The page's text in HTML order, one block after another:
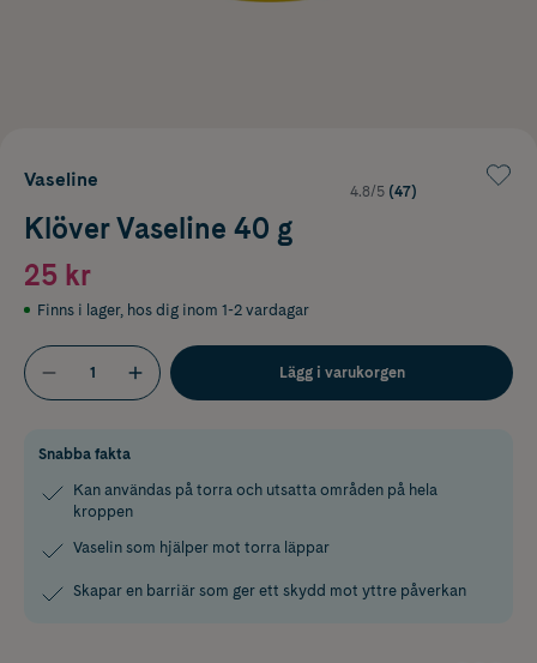
Vaseline
4.8/5 (47)
Klöver Vaseline 40 g
25 kr
Finns i lager, hos dig inom 1-2 vardagar
Lägg i varukorgen
Snabba fakta
Kan användas på torra och utsatta områden på hela
kroppen
Vaselin som hjälper mot torra läppar
Skapar en barriär som ger ett skydd mot yttre påverkan